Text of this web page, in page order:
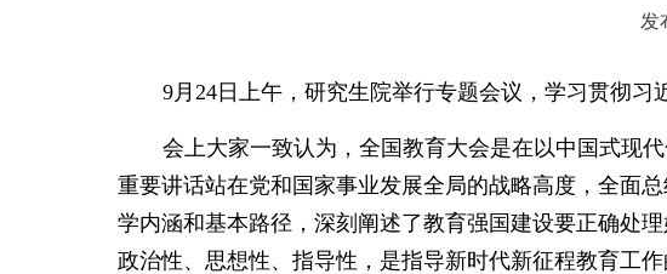
发
9月24日上午，研究生院举行专题会议，学习贯彻
会上大家一致认为，全国教育大会是在以中国式现
重要讲话站在党和国家事业发展全局的战略高度，全面
学内涵和基本路径，深刻阐述了教育强国建设要正确处
政治性、思想性、指导性，是指导新时代新征程教育工